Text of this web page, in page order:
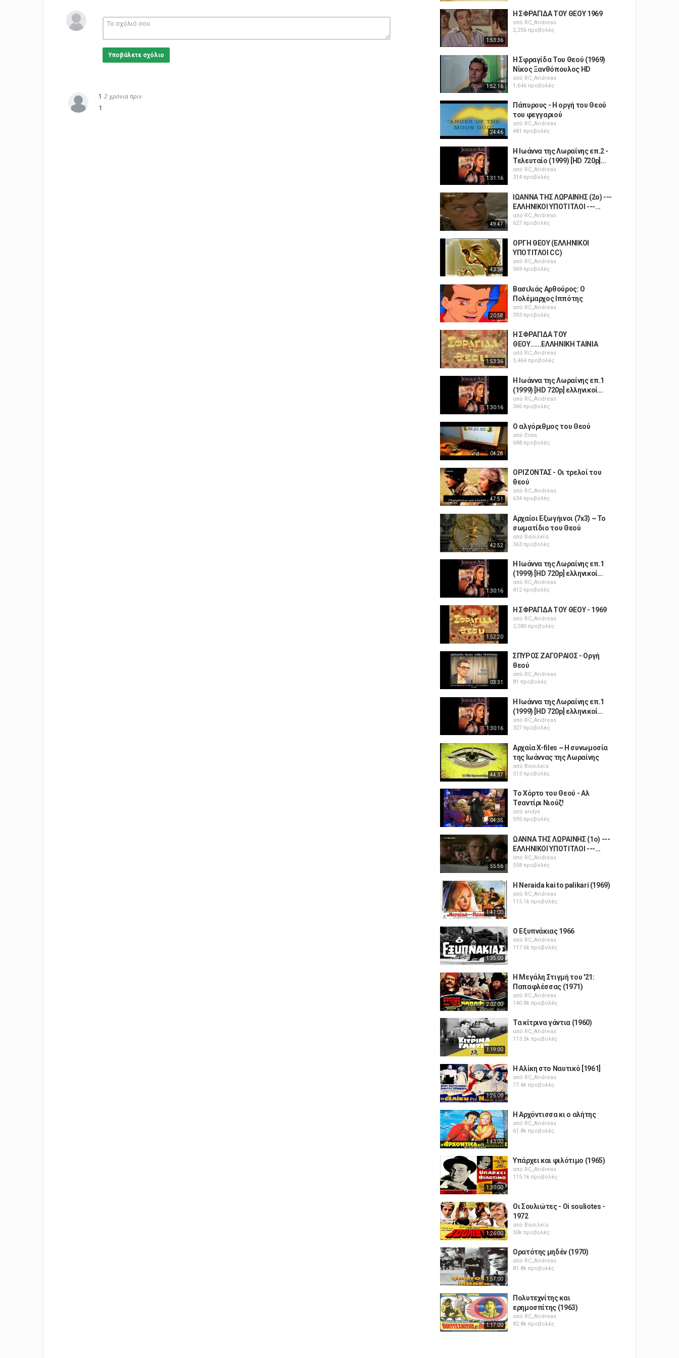
Υποβάλετε σχόλιο
1 2 χρόνια πριν
1
1:53:36
Η ΣΦΡΑΓΙΔΑ ΤΟΥ ΘΕΟΥ 1969
από RC_Andreas
2,256 προβολές
1:52:16
Η Σφραγίδα Του Θεού (1969)
Νίκος Ξανθόπουλος HD
από RC_Andreas
1,646 προβολές
24:46
Πάπυρους - Η οργή του Θεού
του φεγγαριού
από RC_Andreas
481 προβολές
1:31:16
Η Ιωάννα της Λωραίνης επ.2 -
Τελευταίο (1999) [HD 720p]...
από RC_Andreas
314 προβολές
49:47
ΙΩΑΝΝΑ ΤΗΣ ΛΩΡΑΙΝΗΣ (2ο) ---
ΕΛΛΗΝΙΚΟΙ ΥΠΟΤΙΤΛΟΙ ---...
από RC_Andreas
627 προβολές
43:38
ΟΡΓΗ ΘΕΟΥ (ΕΛΛΗΝΙΚΟΙ
ΥΠΟΤΙΤΛΟΙ CC)
από RC_Andreas
569 προβολές
20:58
Βασιλιάς Αρθούρος: Ο
Πολέμαρχος Ιππότης
από RC_Andreas
393 προβολές
1:53:36
Η ΣΦΡΑΓΙΔΑ ΤΟΥ
ΘΕΟΥ......ΕΛΛΗΝΙΚΗ ΤΑΙΝΙΑ
από RC_Andreas
5,464 προβολές
1:30:16
Η Ιωάννα της Λωραίνης επ.1
(1999) [HD 720p] ελληνικοί...
από RC_Andreas
346 προβολές
04:28
Ο αλγόριθμος του Θεού
από Enas
688 προβολές
47:51
ΟΡΙΖΟΝΤΑΣ - Οι τρελοί του
θεού
από RC_Andreas
634 προβολές
42:52
Αρχαίοι Εξωγήινοι (7x3) ~ Το
σωματίδιο του Θεού
από Βασιλεία
563 προβολές
1:30:16
Η Ιωάννα της Λωραίνης επ.1
(1999) [HD 720p] ελληνικοί...
από RC_Andreas
412 προβολές
1:52:20
Η ΣΦΡΑΓΙΔΑ ΤΟΥ ΘΕΟΥ - 1969
από RC_Andreas
2,580 προβολές
03:31
ΣΠΥΡΟΣ ΖΑΓΟΡΑΙΟΣ - Οργή
θεού
από RC_Andreas
81 προβολές
1:30:16
Η Ιωάννα της Λωραίνης επ.1
(1999) [HD 720p] ελληνικοί...
από RC_Andreas
327 προβολές
44:37
Αρχαία X-files ~ Η συνωμοσία
της Ιωάννας της Λωραίνης
από Βασιλεία
513 προβολές
04:35
Το Χόρτο του Θεού - Αλ
Τσαντίρι Νιούζ!
από andys
595 προβολές
55:56
ΩΑΝΝΑ ΤΗΣ ΛΩΡΑΙΝΗΣ (1ο) ---
ΕΛΛΗΝΙΚΟΙ ΥΠΟΤΙΤΛΟΙ ---...
από RC_Andreas
558 προβολές
1:41:00
H Neraida kai to palikari (1969)
από RC_Andreas
115.1k προβολές
1:35:00
Ο Εξυπνάκιας 1966
από RC_Andreas
117.6k προβολές
2:02:00
Η Μεγάλη Στιγμή του '21:
Παπαφλέσσας (1971)
από RC_Andreas
140.8k προβολές
1:19:00
Τα κίτρινα γάντια (1960)
από RC_Andreas
113.5k προβολές
1:26:00
Η Αλίκη στο Ναυτικό [1961]
από RC_Andreas
77.4k προβολές
1:43:00
Η Αρχόντισσα κι ο αλήτης
από RC_Andreas
61.8k προβολές
1:30:00
Υπάρχει και φιλότιμο (1965)
από RC_Andreas
115.1k προβολές
1:26:00
Οι Σουλιώτες - Oi souliotes -
1972
από Βασιλεία
50k προβολές
1:57:00
Ορατότης μηδέν (1970)
από RC_Andreas
81.8k προβολές
1:17:00
Πολυτεχνίτης και
ερημοσπίτης (1963)
από RC_Andreas
82.8k προβολές